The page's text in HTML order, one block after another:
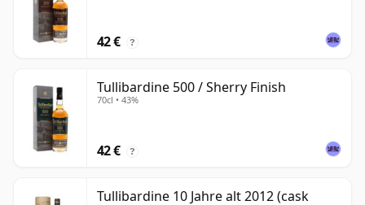
42 € ?
Tullibardine 500 / Sherry Finish
70cl • 43%
42 € ?
Tullibardine 10 Jahre alt 2012 (cask